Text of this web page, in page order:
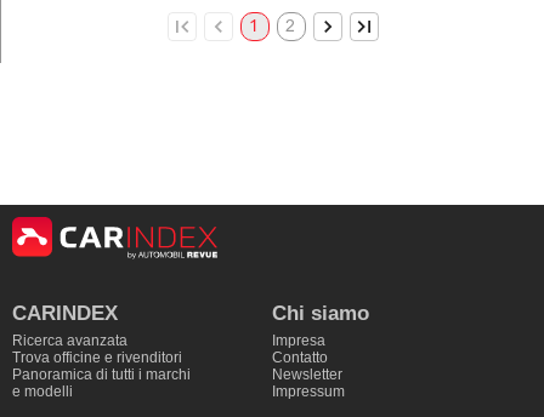
1 2
CARINDEX
Ricerca avanzata
Trova officine e rivenditori
Panoramica di tutti i marchi
e modelli
Chi siamo
Impresa
Contatto
Newsletter
Impressum